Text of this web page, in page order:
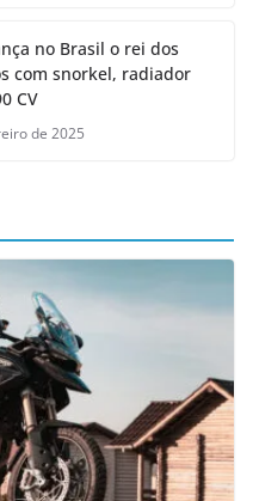
no Brasil o rei dos
com snorkel, radiador
CV
de 2025